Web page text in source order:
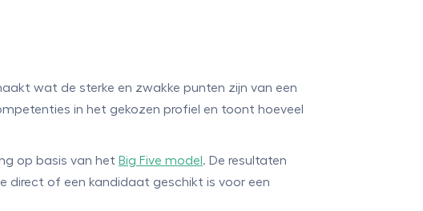
wat de sterke en zwakke punten zijn van een
in het gekozen profiel en toont hoeveel
op basis van het Big Five model . De resultaten
direct of een kandidaat geschikt is voor een